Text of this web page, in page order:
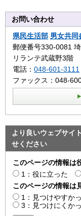
お問い合わせ
県民生活部 男女共同
郵便番号330-0081
リランテ武蔵野3階
電話： 048-601-3111
ファックス：048-
より良いウェブサイ
せください
このページの情報は
1：役に立った
このページの情報は
1：見つけやすか
3：見つけにくか